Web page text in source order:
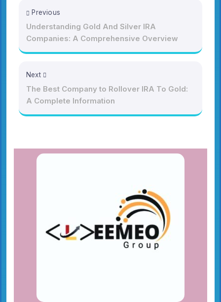
Previous
Understanding Gold And Silver IRA
Companies: A Comprehensive Overview
Next
The Best Company to Rollover IRA To Gold:
A Complete Information